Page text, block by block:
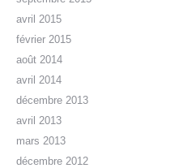
avril 2015
février 2015
août 2014
avril 2014
décembre 2013
avril 2013
mars 2013
décembre 2012